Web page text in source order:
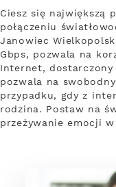
Ciesz się największą
połączeniu
Janowiec
Gbps, pozwala na
Internet, dostarczony
pozwala na
przypadku, gdy z
rodzina. Postaw na
przeżywanie emocji